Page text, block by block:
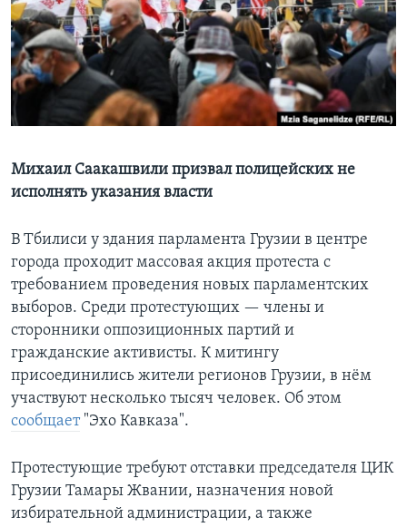
Learning English
СОЦИАЛЬНЫЕ СЕТИ
Языки
Михаил Саакашвили призвал полицейских не
исполнять указания власти
В Тбилиси у здания парламента Грузии в центре
города проходит массовая акция протеста с
требованием проведения новых парламентских
выборов. Среди протестующих — члены и
сторонники оппозиционных партий и
гражданские активисты. К митингу
присоединились жители регионов Грузии, в нём
участвуют несколько тысяч человек. Об этом
сообщает"Эхо Кавказа".
Протестующие требуют отставки председателя ЦИК
Грузии Тамары Жвании, назначения новой
избирательной администрации, а также